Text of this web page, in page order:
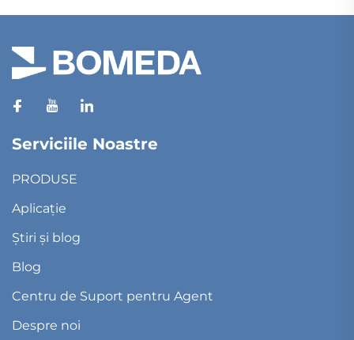
Serviciile Noastre
PRODUSE
Aplicație
Știri și blog
Blog
Centru de Suport pentru Agent
Despre noi